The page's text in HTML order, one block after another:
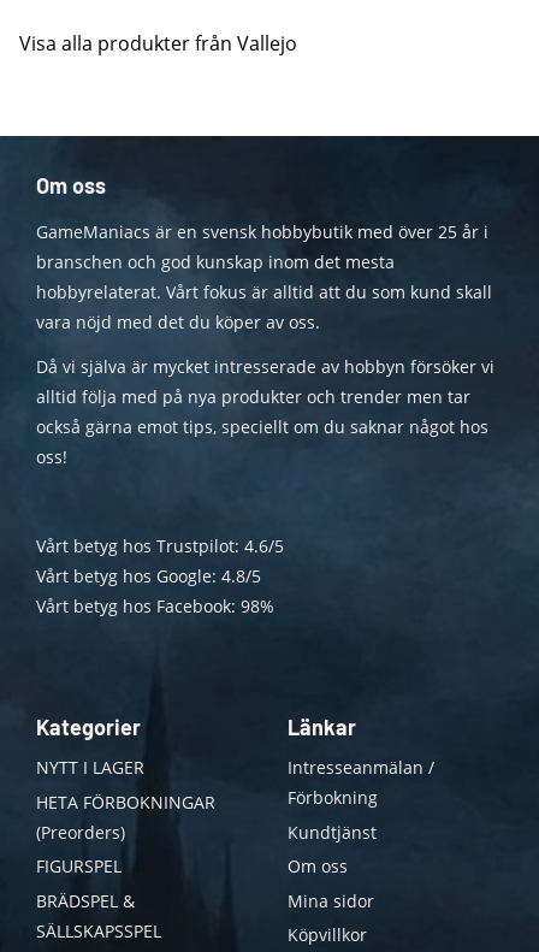
Visa alla produkter från Vallejo
Om oss
GameManiacs är en svensk hobbybutik med över 25 år i
branschen och god kunskap inom det mesta
hobbyrelaterat. Vårt fokus är alltid att du som kund skall
vara nöjd med det du köper av oss.
Då vi själva är mycket intresserade av hobbyn försöker vi
alltid följa med på nya produkter och trender men tar
också gärna emot tips, speciellt om du saknar något hos
oss!
Vårt betyg hos Trustpilot: 4.6/5
Vårt betyg hos Google: 4.8/5
Vårt betyg hos Facebook: 98%
Kategorier
NYTT I LAGER
HETA FÖRBOKNINGAR
(Preorders)
FIGURSPEL
BRÄDSPEL &
SÄLLSKAPSSPEL
Länkar
Intresseanmälan /
Förbokning
Kundtjänst
Om oss
Mina sidor
Köpvillkor